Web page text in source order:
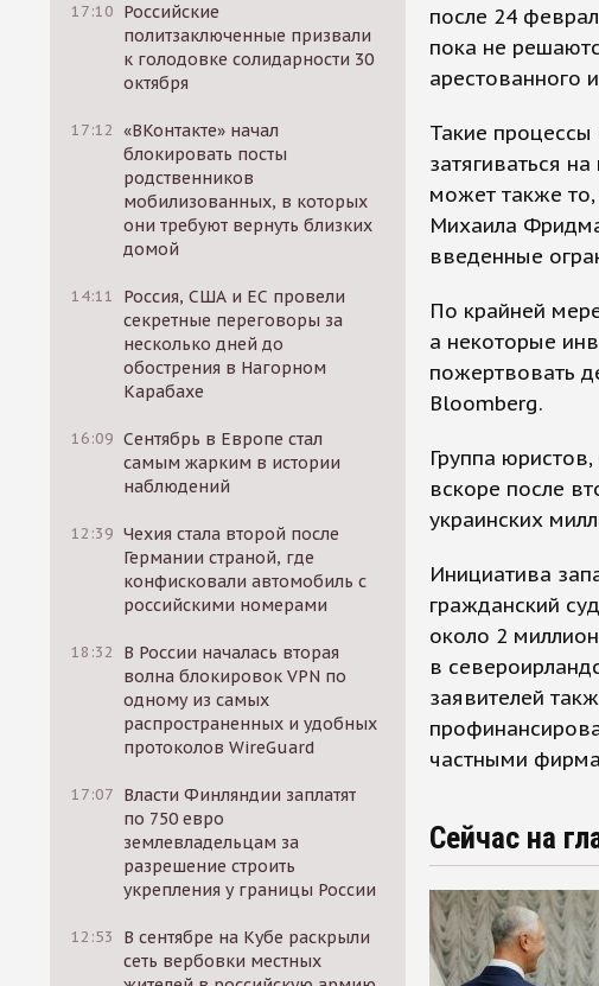
17:10 Российские
политзаключенные призвали
к голодовке солидарности 30
октября
17:12 «ВКонтакте» начал
блокировать посты
родственников
мобилизованных, в которых
они требуют вернуть близких
домой
14:11
Россия, США и ЕС провели
секретные переговоры за
несколько дней до
обострения в Нагорном
Карабахе
16:09 Сентябрь в Европе стал
самым жарким в истории
наблюдений
12:39 Чехия стала второй после
Германии страной, где
конфисковали автомобиль с
российскими номерами
18:32
В России началась вторая
волна блокировок VPN по
одному из самых
распространенных и удобных
протоколов WireGuard
17:07 Власти Финляндии заплатят
по 750 евро
землевладельцам за
разрешение строить
укрепления у границы России
12:53
В сентябре на Кубе раскрыли
сеть вербовки местных
после 24
пока не
арестованного
Такие
затягиваться
может также
Михаила
введенные
По крайней
а некоторые
пожертвовать
Bloomberg.
Группа
вскоре после
украинских
Инициатива
гражданский
около 2
в
заявителей
частными
Сейчас на